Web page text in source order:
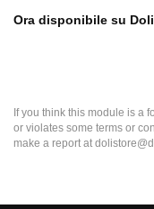
Ora disponibile su
If you think this module is a
or violates some terms or
make a report at